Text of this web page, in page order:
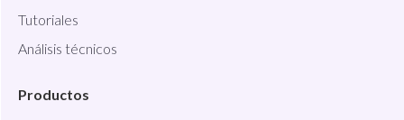
Tutoriales
Análisis técnicos
Productos